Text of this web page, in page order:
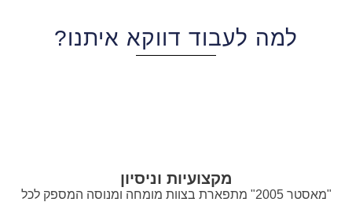
למה לעבוד דווקא איתנו?
מקצועיות וניסיון
"מאסטר 2005" מתפארת בצוות מומחה ומנוסה המספק לכל